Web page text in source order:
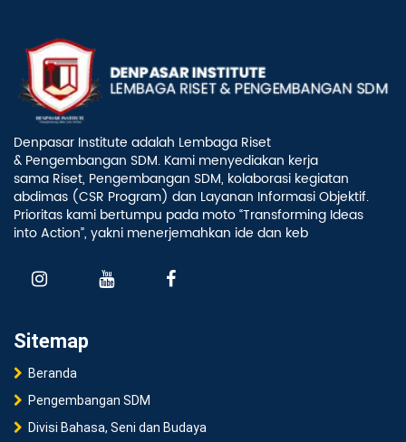
Denpasar Institute adalah Lembaga Riset
& Pengembangan SDM. Kami menyediakan kerja
sama Riset, Pengembangan SDM, kolaborasi kegiatan
abdimas (CSR Program) dan Layanan Informasi Objektif.
Prioritas kami bertumpu pada moto “Transforming Ideas
into Action”, yakni menerjemahkan ide dan keb
Sitemap
Beranda
Pengembangan SDM
Divisi Bahasa, Seni dan Budaya